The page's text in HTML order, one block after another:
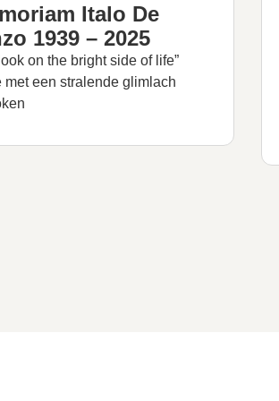
Italo De
1939 – 2025
on the bright side of life”
met een stralende glimlach